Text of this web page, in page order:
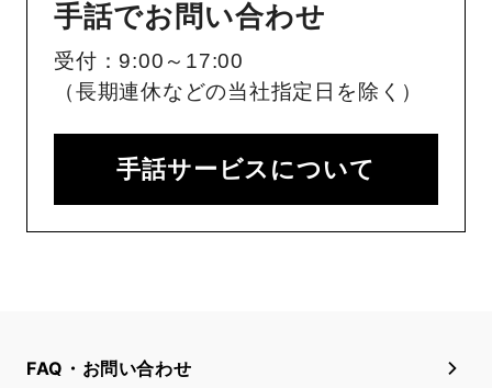
手話でお問い合わせ
受付：9:00～17:00
（長期連休などの当社指定日を除く）
手話サービスについて
FAQ・お問い合わせ